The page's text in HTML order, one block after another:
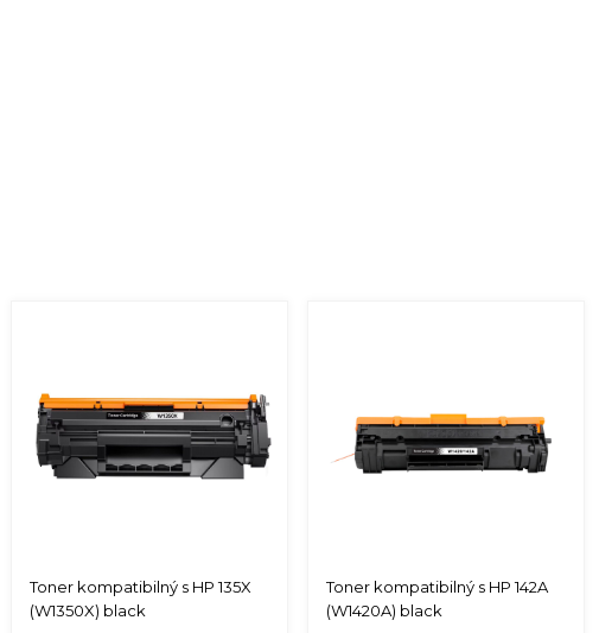
Toner kompatibilný s HP 135X
(W1350X) black
Toner kompatibilný s HP 142A
(W1420A) black